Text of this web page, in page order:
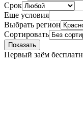
Срок
Еще условия
Выбрать регион
Сортировать
Показать
Первый заём